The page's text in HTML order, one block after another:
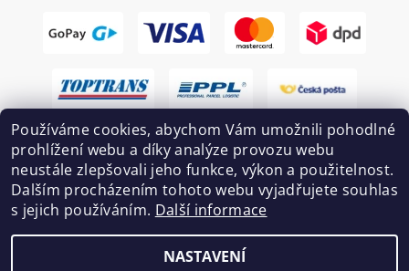
Vytvořil Shoptet
Používáme cookies, abychom Vám umožnili pohodlné
prohlížení webu a díky analýze provozu webu
neustále zlepšovali jeho funkce, výkon a použitelnost.
Dalším procházením tohoto webu vyjadřujete souhlas
s jejich používáním. Další informace
NASTAVENÍ